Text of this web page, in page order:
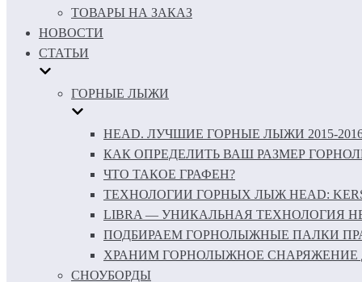
ТОВАРЫ НА ЗАКАЗ
НОВОСТИ
СТАТЬИ
ГОРНЫЕ ЛЫЖИ
HEAD. ЛУЧШИЕ ГОРНЫЕ ЛЫЖИ 2015-
КАК ОПРЕДЕЛИТЬ ВАШ РАЗМЕР
ЧТО ТАКОЕ ГРАФЕН?
ТЕХНОЛОГИИ ГОРНЫХ ЛЫЖ HEAD: KERS
LIBRA — УНИКАЛЬНАЯ ТЕХНОЛОГИЯ
ПОДБИРАЕМ ГОРНОЛЫЖНЫЕ ПАЛКИ
ХРАНИМ ГОРНОЛЫЖНОЕ
СНОУБОРДЫ